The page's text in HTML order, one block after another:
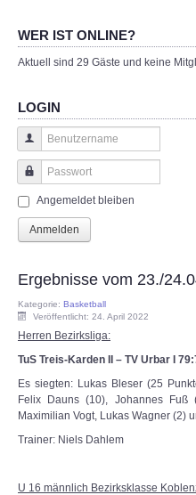
WER IST ONLINE?
Aktuell sind 29 Gäste und keine
LOGIN
Benutzername
Passwort
Angemeldet bleiben
Anmelden
Ergebnisse vom 23./
Kategorie: Basketball
Veröffentlicht: 24. April 2022
Herren Bezirksliga:
TuS Treis-Karden II – TV Urbar I
Es siegten: Lukas Bleser (25
Felix Dauns (10), Johannes
Maximilian Vogt, Lukas Wagner (2)
Trainer: Niels Dahlem
U 16 männlich Bezirksklasse